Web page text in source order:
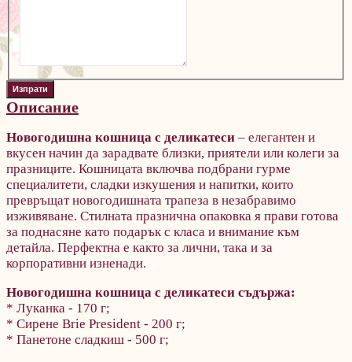
Описание
Новогодишна кошница с деликатеси – елегантен и
вкусен начин да зарадвате близки, приятели или колеги за
празниците. Кошницата включва подбрани гурме
специалитети, сладки изкушения и напитки, които
превръщат новогодишната трапеза в незабравимо
изживяване. Стилната празнична опаковка я прави готова
за поднасяне като подарък с класа и внимание към
детайла. Перфектна е както за лични, така и за
корпоративни изненади.
Новогодишна кошница с деликатеси съдържа:
* Луканка - 170 г;
* Сирене Brie President - 200 г;
* Панетоне сладкиш - 500 г;